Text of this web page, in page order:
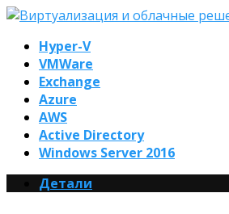
Hyper-V
VMWare
Exchange
Azure
AWS
Active Directory
Windows Server 2016
Детали